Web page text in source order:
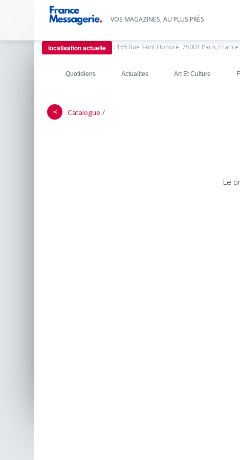
VOS MAGAZINES, AU PLUS PRÈS
localisation actuelle : 155 Rue Saint Honoré, 75001 Paris, France
Quotidiens Actualites Art Et Culture
＜ Catalogue /
Le